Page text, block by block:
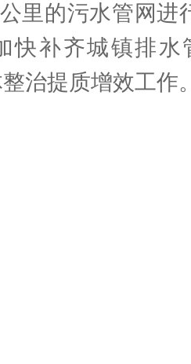
里的污水管网进
快补齐城镇排水
治提质增效工作